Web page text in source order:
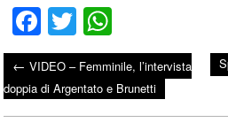
Fa
ce
bo
ok
T
wi
tte
r
ha
ts
A
Post navigation
← VIDEO – Femminile, l’intervista
doppia di Argentato e Brunetti